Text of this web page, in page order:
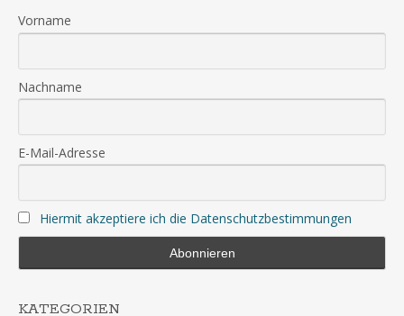
Vorname
Nachname
E-Mail-Adresse
Hiermit akzeptiere ich die Datenschutzbestimmungen
KATEGORIEN